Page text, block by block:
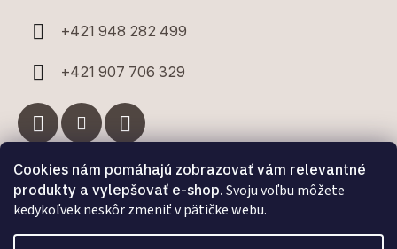
Cookies nám pomáhajú zobrazovať vám relevantné
produkty a vylepšovať e-shop. Svoju voľbu môžete
kedykoľvek neskôr zmeniť v pätičke webu.
+421 948 282 499
+421 907 706 329
Facebook